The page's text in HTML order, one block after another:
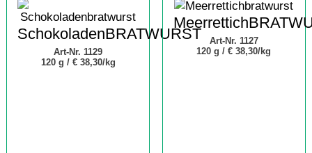
SchokoladenBRATWURST
Art-Nr. 1129
120 g / € 38,30/kg
Art-Nr. 1127
120 g /€ 38,30/kg